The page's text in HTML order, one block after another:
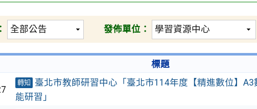
發佈單位：
標題
轉知
臺北市教師研習中心「臺北市114年度【精進數位】A3
能研習」